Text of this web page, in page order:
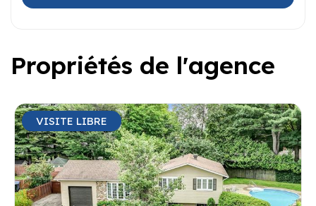
Propriétés de l'agence
VISITE LIBRE